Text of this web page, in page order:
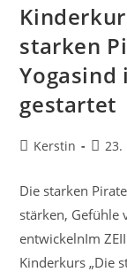
starken
Yogasind
gestartet
Beitrags-
Kerstin 23.
Die starken
stärken, Gefühle
entwickelnIm
Kinderkurs „Die